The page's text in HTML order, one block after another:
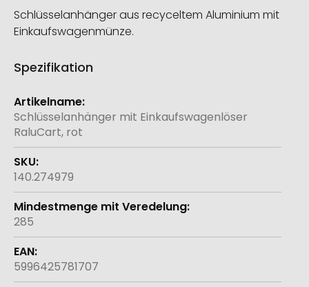
Schlüsselanhänger aus recyceltem Aluminium mit
Einkaufswagenmünze.
Spezifikation
Weitere
Informationen
Schlüsselanhänger mit Einkaufswagenlöser
RaluCart, rot
140.274979
285
5996425781707